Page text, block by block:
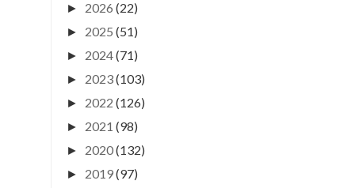
► 2026 (22)
► 2025 (51)
► 2024(71)
► 2023(103)
► 2022 (126)
► 2021 (98)
► 2020(132)
► 2019(97)